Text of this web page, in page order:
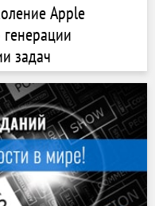
Apple
задач